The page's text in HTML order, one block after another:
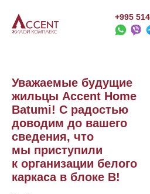
+995
Уважаемые будущие
жильцы Accent Home
Batumi! С радостью
доводим до вашего
сведения, что
мы приступили
к организации белого
каркаса в блоке B!